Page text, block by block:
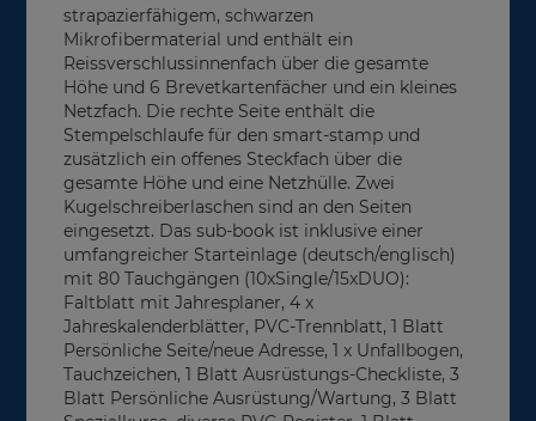
strapazierfähigem, schwarzen
Mikrofibermaterial und enthält ein
Reissverschlussinnenfach über die gesamte
Höhe und 6 Brevetkartenfächer und ein kleines
Netzfach. Die rechte Seite enthält die
Stempelschlaufe für den smart-stamp und
zusätzlich ein offenes Steckfach über die
gesamte Höhe und eine Netzhülle. Zwei
Kugelschreiberlaschen sind an den Seiten
eingesetzt. Das sub-book ist inklusive einer
umfangreicher Starteinlage (deutsch/englisch)
mit 80 Tauchgängen (10xSingle/15xDUO):
Faltblatt mit Jahresplaner, 4 x
Jahreskalenderblätter, PVC-Trennblatt, 1 Blatt
Persönliche Seite/neue Adresse, 1 x Unfallbogen,
Tauchzeichen, 1 Blatt Ausrüstungs-Checkliste, 3
Blatt Persönliche Ausrüstung/Wartung, 3 Blatt